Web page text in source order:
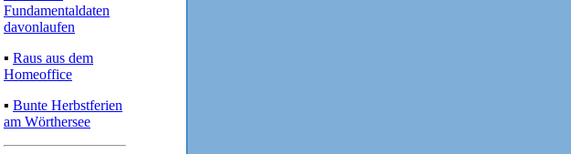
Fundamentaldaten
davonlaufen
▪ Raus aus dem
Homeoffice
▪ Bunte Herbstferien
am Wörthersee